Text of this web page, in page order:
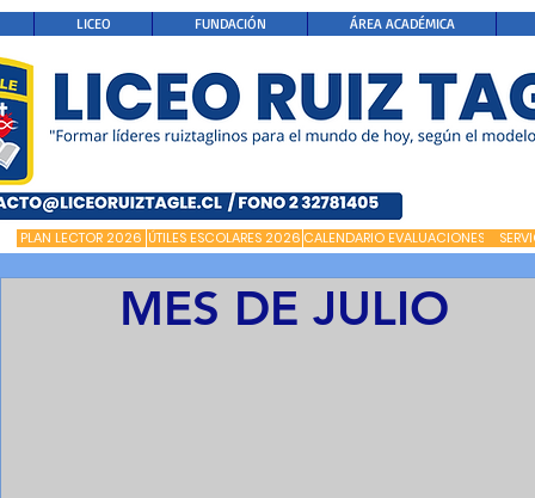
LICEO FUNDACIÓN ÁREA ACADÉMICA
PLAN LECTOR 2026 ÚTILES ESCOLARES 2026 CALENDARIO EVALUACIONES
MES DE JULIO